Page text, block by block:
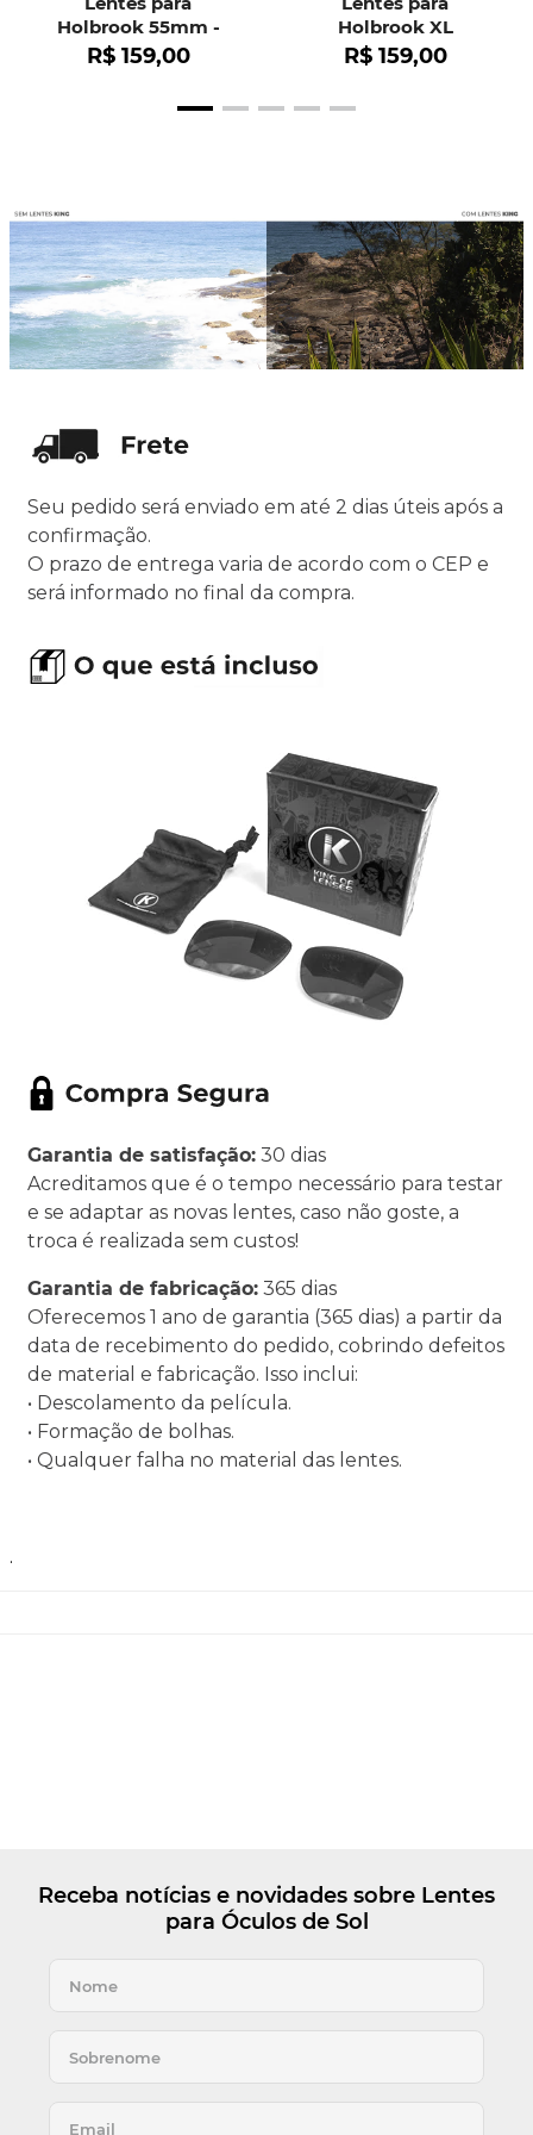
Holbrook 55mm -
OO9102
R$ 159,00
Holbrook XL
R$ 159,00
Seu pedido será enviado em até 2 dias úteis após a
confirmação.
O prazo de entrega varia de acordo com o CEP e
será informado no final da compra.
Garantia de satisfação: 30 dias
Acreditamos que é o tempo necessário para testar
e se adaptar as novas lentes, caso não goste, a
troca é realizada sem custos!
Garantia de fabricação: 365 dias
Oferecemos 1 ano de garantia (365 dias) a partir da
data de recebimento do pedido, cobrindo defeitos
de material e fabricação. Isso inclui:
• Descolamento da película.
• Formação de bolhas.
• Qualquer falha no material das lentes.
.
Receba notícias e novidades sobre Lentes
para Óculos de Sol